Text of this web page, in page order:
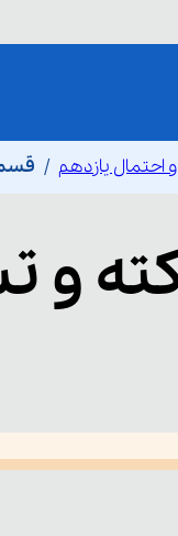
و احتمال یازدهم
و